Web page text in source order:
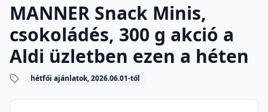
MANNER Snack Minis,
csokoládés, 300 g akció a
Aldi üzletben ezen a héten
hétfői ajánlatok, 2026.06.01-től